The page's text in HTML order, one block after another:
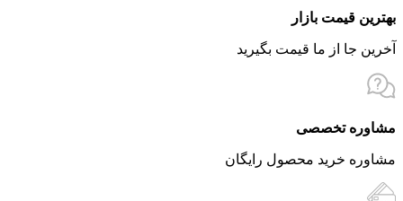
بهترین قیمت بازار
آخرین جا از ما قیمت بگیرید
مشاوره تخصصی
مشاوره خرید محصول رایگان